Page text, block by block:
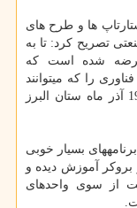
ها و طرح های
تصریح كرد: تا به
عرضه شده است كه
كارگزاران ما به دنبال این هستند كه واحدهای فناوری را كه می‎توانند
این نیازها را مرتفع كنند در رویدادهای 18 و 19 آذر ماه ستان البرز
مصاحب در انتها متذكر شد: طی یك سال قبل برنامه‎های بسیار خوبی
شده است و 103 مشاور بروكر آموزش دیده و
است از سوی واحدهای